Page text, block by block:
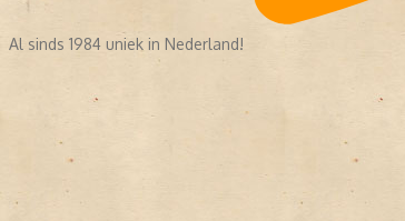
Al sinds 1984 uniek in Nederland!